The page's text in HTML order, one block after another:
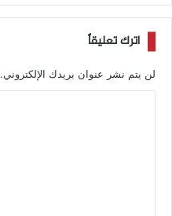
اترك تعليقاً
لن يتم نشر عنوان بريدك الإلكتروني.